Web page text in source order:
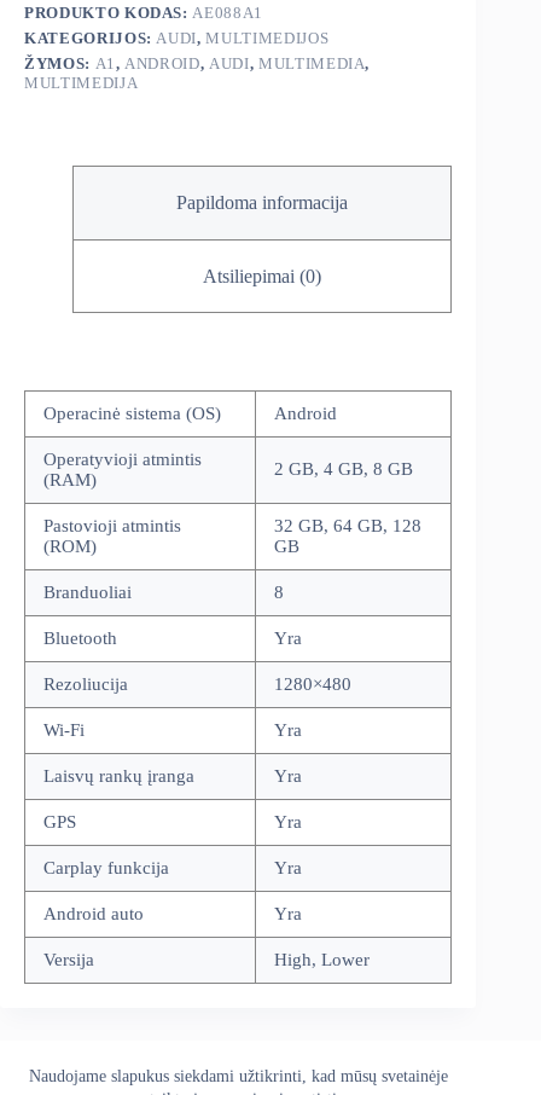
Naudojame slapukus siekdami užtikrinti, kad mūsų svetainėje
multimedija
PRODUKTO KODAS:AE088A1
KATEGORIJOS:AUDI,MULTIMEDIJOS
ŽYMOS: A1,ANDROID,AUDI, MULTIMEDIA,
MULTIMEDIJA
Papildoma informacija
Atsiliepimai (0)
Operacinė sistema (OS) Android
Operatyvioji atmintis
(RAM)
2 GB, 4 GB, 8 GB
Pastovioji atmintis
(ROM)
32 GB, 64 GB, 128
GB
Branduoliai 8
Bluetooth Yra
Rezoliucija 1280×480
Wi-Fi Yra
Laisvų rankų įranga Yra
GPS Yra
Carplay funkcija Yra
Android auto Yra
Versija High, Lower
Apie mus Grąžinimo politika
Kontaktai